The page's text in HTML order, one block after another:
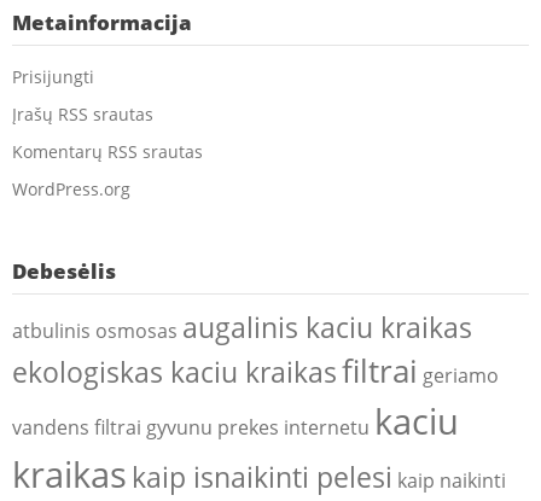
Metainformacija
Prisijungti
Įrašų RSS srautas
Komentarų RSS srautas
WordPress.org
Debesėlis
atbulinis osmosas augalinis kaciu kraikas
ekologiskas kaciu kraikasfiltrai geriamo
vandens filtrai gyvunu prekes internetu kaciu
kraikas kaip isnaikinti pelesi kaip naikinti